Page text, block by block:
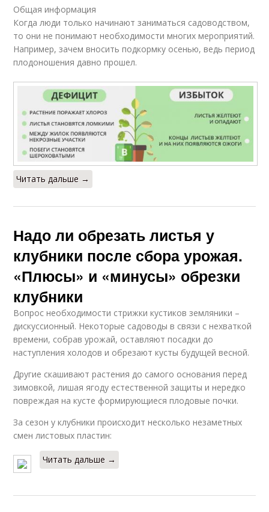
Общая информация
Когда люди только начинают заниматься садоводством,
то они не понимают необходимости многих мероприятий.
Например, зачем вносить подкормку осенью, ведь период
плодоношения давно прошел.
Читать дальше →
Надо ли обрезать листья у
клубники после сбора урожая.
«Плюсы» и «минусы» обрезки
клубники
Вопрос необходимости стрижки кустиков земляники –
дискуссионный. Некоторые садоводы в связи с нехваткой
времени, собрав урожай, оставляют посадки до
наступления холодов и обрезают кусты будущей весной.
Другие скашивают растения до самого основания перед
зимовкой, лишая ягоду естественной защиты и нередко
повреждая на кусте формирующиеся плодовые почки.
За сезон у клубники происходит несколько незаметных
смен листовых пластин:
Читать дальше →